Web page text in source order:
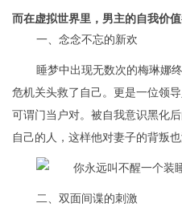
而在虚拟世界里，男主的自我价
一、念念不忘的新欢
睡梦中出现无数次的梅琳娜
危机关头救了自己。更是一位领
可谓门当户对。被自我意识黑化
自己的人，这样他对妻子的背叛也
二、双面间谍的刺激